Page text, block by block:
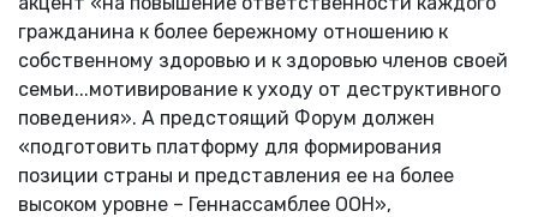
гражданина к более бережному отношению к
собственному здоровью и к здоровью членов своей
семьи...мотивирование к уходу от деструктивного
поведения». А предстоящий Форум должен
«подготовить платформу для формирования
позиции страны и представления ее на более
высоком уровне – Геннассамблее ООН»,